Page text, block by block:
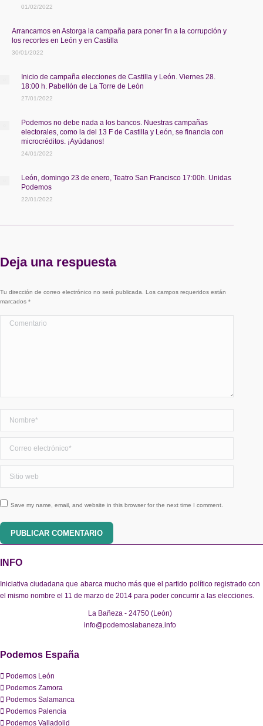
01/02/2022
Arrancamos en Astorga la campaña para poner fin a la corrupción y
los recortes en León y en Castilla
30/01/2022
Inicio de campaña elecciones de Castilla y León. Viernes 28.
18:00 h. Pabellón de La Torre de León
27/01/2022
Podemos no debe nada a los bancos. Nuestras campañas
electorales, como la del 13 F de Castilla y León, se financia con
microcréditos. ¡Ayúdanos!
24/01/2022
León, domingo 23 de enero, Teatro San Francisco 17:00h. Unidas
Podemos
22/01/2022
Deja una respuesta
Tu dirección de correo electrónico no será publicada. Los campos requeridos están
marcados *
Comentario
Save my name, email, and website in this browser for the next time I comment.
PUBLICAR COMENTARIO
INFO
Iniciativa ciudadana que abarca mucho más que el partido político registrado con
el mismo nombre el 11 de marzo de 2014 para poder concurrir a las elecciones.
La Bañeza - 24750 (León)
info@podemoslabaneza.info
Podemos España
Podemos León
Podemos Zamora
Podemos Salamanca
Podemos Palencia
Podemos Valladolid